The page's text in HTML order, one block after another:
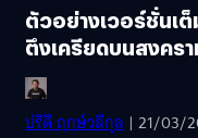
ตัวอย่างเวอร์ชั่นเ
ตึงเครียดบนสงคร
ปรีดี ฤกษ์วลีกุล | 21/03/